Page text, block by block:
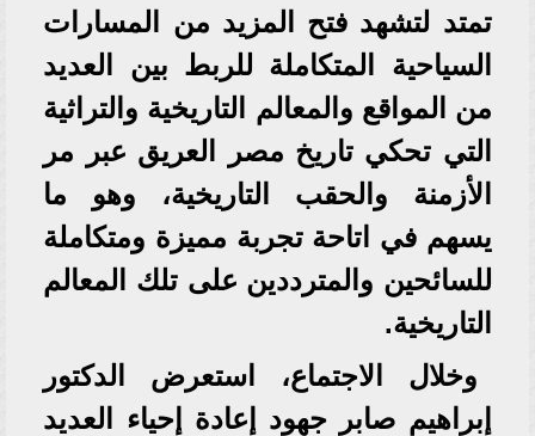
تمتد لتشهد فتح المزيد من المسارات
السياحية المتكاملة للربط بين العديد
من المواقع والمعالم التاريخية والتراثية
التي تحكي تاريخ مصر العريق عبر مر
الأزمنة والحقب التاريخية، وهو ما
يسهم في اتاحة تجربة مميزة ومتكاملة
للسائحين والمترددين على تلك المعالم
التاريخية.
وخلال الاجتماع، استعرض الدكتور
إبراهيم صابر جهود إعادة إحياء العديد